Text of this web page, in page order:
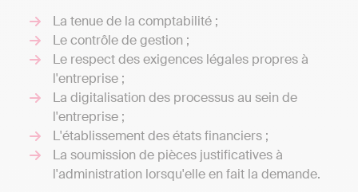
La tenue de la comptabilité ;
Le contrôle de gestion ;
Le respect des exigences légales propres à
l'entreprise ;
La digitalisation des processus au sein de
l'entreprise ;
L'établissement des états financiers ;
La soumission de pièces justificatives à
l'administration lorsqu'elle en fait la demande.